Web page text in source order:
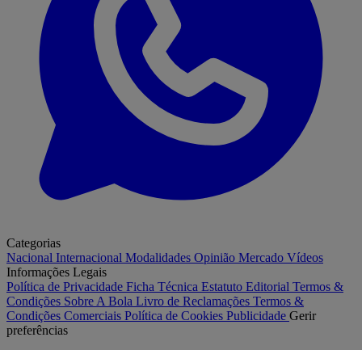
Categorias
Nacional Internacional Modalidades Opinião Mercado Vídeos
Informações Legais
Política de Privacidade Ficha Técnica Estatuto Editorial Termos &
Condições Sobre A Bola Livro de Reclamações Termos &
Condições Comerciais Política de Cookies Publicidade Gerir
preferências